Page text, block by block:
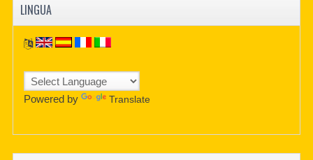
LINGUA
Powered by Translate